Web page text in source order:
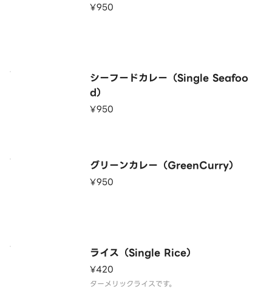
¥950
シーフードカレー（Single Seafoo
d）
¥950
グリーンカレー（GreenCurry）
¥950
ライス（Single Rice）
¥420
ターメリックライスです。